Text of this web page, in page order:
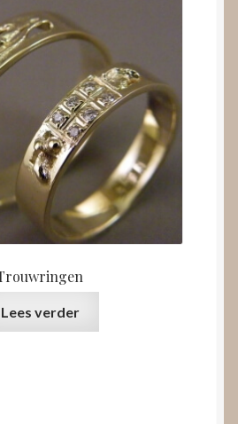
Lees verder